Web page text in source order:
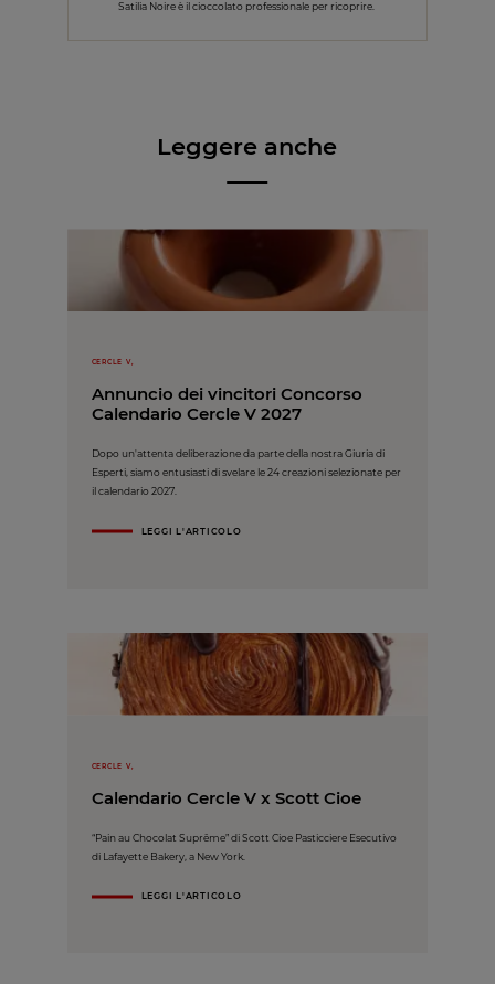
Satilia Noire è il cioccolato professionale per ricoprire.
Leggere anche
CERCLE V,
Annuncio dei vincitori Concorso
Calendario Cercle V 2027
Dopo un'attenta deliberazione da parte della nostra Giuria di
Esperti, siamo entusiasti di svelare le 24 creazioni selezionate per
il calendario 2027.
LEGGI L'ARTICOLO
CERCLE V,
Calendario Cercle V x Scott Cioe
“Pain au Chocolat Suprême” di Scott Cioe Pasticciere Esecutivo
di Lafayette Bakery, a New York.
LEGGI L'ARTICOLO